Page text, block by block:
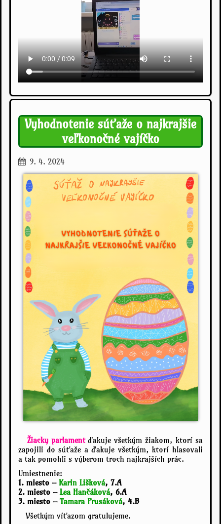
Vyhodnotenie súťaže o najkrajšie
veľkonočné vajíčko
9. 4. 2024
Žiacky parlamentďakuje všetkým žiakom, ktorí sa
zapojili do súťaže a ďakuje všetkým, ktorí hlasovali
a tak pomohli s výberom troch najkrajších prác.
Umiestnenie:
1. miesto – Karin Lišková, 7.A
2. miesto –Lea Hančáková, 6.A
3. miesto – Tamara Prusáková, 4.B
Všetkým víťazom gratulujeme.